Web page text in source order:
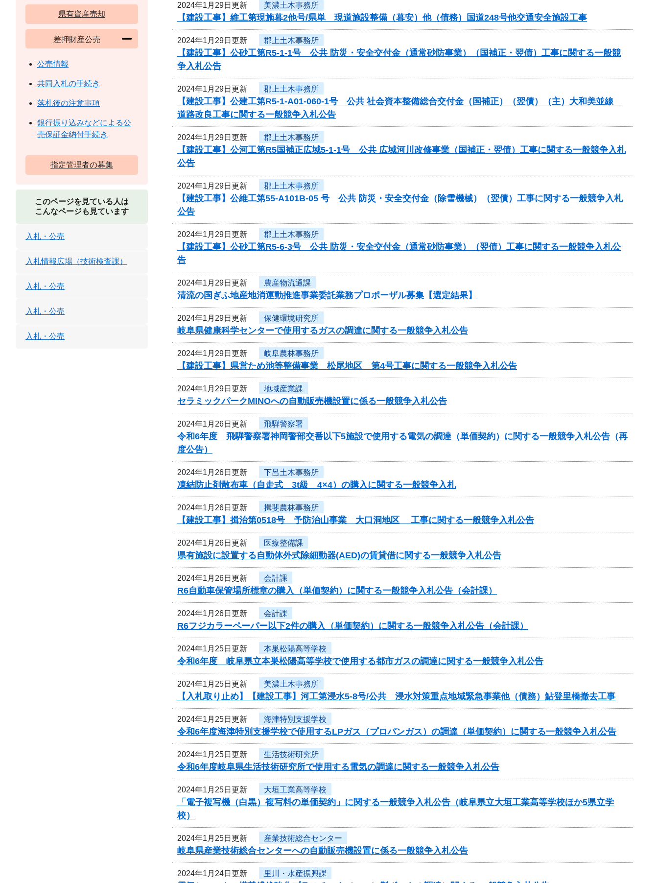
2024年1月29日更新 美濃土木事務所
【建設工事】維工第現施暮2他号/県単 現道施設整備（暮安）他（債務）国道248号他交通安全施設工事
2024年1月29日更新 郡上土木事務所
【建設工事】公砂工第R5-1-1号 公共 防災・安全交付金（通常砂防事業）（国補正・翌債）工事に関する一般競
争入札公告
2024年1月29日更新 郡上土木事務所
【建設工事】公建工第R5-1-A01-060-1号 公共 社会資本整備総合交付金（国補正）（翌債）（主）大和美並線
道路改良工事に関する一般競争入札公告
2024年1月29日更新 郡上土木事務所
【建設工事】公河工第R5国補正広域5-1-1号 公共 広域河川改修事業（国補正・翌債）工事に関する一般競争入札
公告
2024年1月29日更新 郡上土木事務所
【建設工事】公維工第55-A101B-05 号 公共 防災・安全交付金（除雪機械）（翌債）工事に関する一般競争入札
公告
2024年1月29日更新 郡上土木事務所
【建設工事】公砂工第R5-6-3号 公共 防災・安全交付金（通常砂防事業）（翌債）工事に関する一般競争入札公
告
2024年1月29日更新 農産物流通課
清流の国ぎふ地産地消運動推進事業委託業務プロポーザル募集【選定結果】
2024年1月29日更新 保健環境研究所
岐阜県健康科学センターで使用するガスの調達に関する一般競争入札公告
2024年1月29日更新 岐阜農林事務所
【建設工事】県営ため池等整備事業 松尾地区 第4号工事に関する一般競争入札公告
2024年1月29日更新 地域産業課
セラミックパークMINOへの自動販売機設置に係る一般競争入札公告
2024年1月26日更新 飛騨警察署
令和6年度 飛騨警察署神岡警部交番以下5施設で使用する電気の調達（単価契約）に関する一般競争入札公告（再
度公告）
2024年1月26日更新 下呂土木事務所
凍結防止剤散布車（自走式 3t級 4×4）の購入に関する一般競争入札
2024年1月26日更新 揖斐農林事務所
【建設工事】揖治第0518号 予防治山事業 大口洞地区 工事に関する一般競争入札公告
2024年1月26日更新 医療整備課
県有施設に設置する自動体外式除細動器(AED)の賃貸借に関する一般競争入札公告
2024年1月26日更新 会計課
R6自動車保管場所標章の購入（単価契約）に関する一般競争入札公告（会計課）
2024年1月26日更新 会計課
R6フジカラーペーパー以下2件の購入（単価契約）に関する一般競争入札公告（会計課）
2024年1月25日更新 本巣松陽高等学校
令和6年度 岐阜県立本巣松陽高等学校で使用する都市ガスの調達に関する一般競争入札公告
2024年1月25日更新 美濃土木事務所
【入札取り止め】【建設工事】河工第浸水5-8号/公共 浸水対策重点地域緊急事業他（債務）鮎登里橋撤去工事
2024年1月25日更新 海津特別支援学校
令和6年度海津特別支援学校で使用するLPガス（プロパンガス）の調達（単価契約）に関する一般競争入札公告
2024年1月25日更新 生活技術研究所
令和6年度岐阜県生活技術研究所で使用する電気の調達に関する一般競争入札公告
2024年1月25日更新 大垣工業高等学校
「電子複写機（白黒）複写料の単価契約」に関する一般競争入札公告（岐阜県立大垣工業高等学校ほか5県立学
校）
2024年1月25日更新 産業技術総合センター
岐阜県産業技術総合センターへの自動販売機設置に係る一般競争入札公告
2024年1月24日更新 里川・水産振興課
県有資産売却
差押財産公売
公売情報
共同入札の手続き
落札後の注意事項
銀行振り込みなどによる公
売保証金納付手続き
指定管理者の募集
このページを見ている人は
こんなページも見ています
入札・公売
入札情報広場（技術検査課）
入札・公売
入札・公売
入札・公売